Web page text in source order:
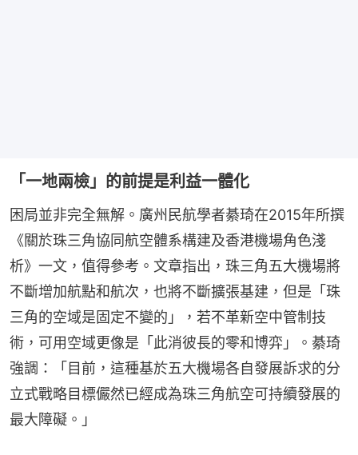
「一地兩檢」的前提是利益一體化
困局並非完全無解。廣州民航學者綦琦在2015年所撰
《關於珠三角協同航空體系構建及香港機場角色淺
析》一文，值得參考。文章指出，珠三角五大機場將
不斷增加航點和航次，也將不斷擴張基建，但是「珠
三角的空域是固定不變的」，若不革新空中管制技
術，可用空域更像是「此消彼長的零和博弈」。綦琦
強調：「目前，這種基於五大機場各自發展訴求的分
立式戰略目標儼然已經成為珠三角航空可持續發展的
最大障礙。」